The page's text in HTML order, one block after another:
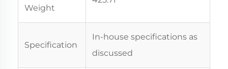
Weight
Specification
In-house specifications as
discussed